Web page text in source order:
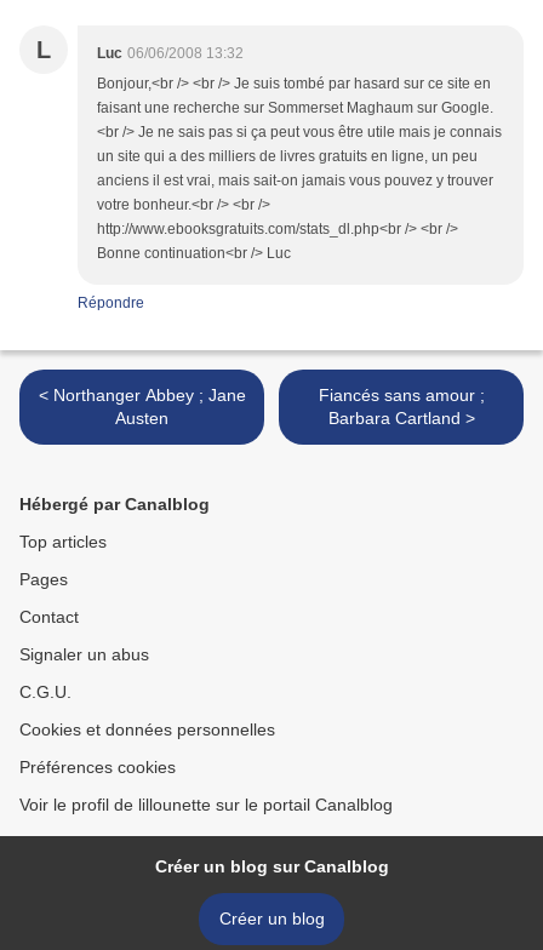
L Luc 06/06/2008 13:32
Bonjour,<br /> <br /> Je suis tombé par hasard sur ce site en
faisant une recherche sur Sommerset Maghaum sur Google.
<br /> Je ne sais pas si ça peut vous être utile mais je connais
un site qui a des milliers de livres gratuits en ligne, un peu
anciens il est vrai, mais sait-on jamais vous pouvez y trouver
votre bonheur.<br /> <br />
http://www.ebooksgratuits.com/stats_dl.php<br /> <br />
Bonne continuation<br /> Luc
Répondre
< Northanger Abbey ; Jane
Austen
Fiancés sans amour ;
Barbara Cartland >
Hébergé par Canalblog
Top articles
Pages
Contact
Signaler un abus
C.G.U.
Cookies et données personnelles
Préférences cookies
Voir le profil de lillounette sur le portail Canalblog
Créer un blog sur Canalblog
Créer un blog